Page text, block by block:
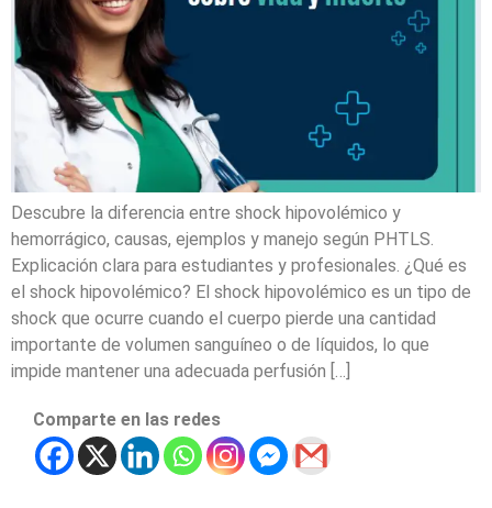
Descubre la diferencia entre shock hipovolémico y
hemorrágico, causas, ejemplos y manejo según PHTLS.
Explicación clara para estudiantes y profesionales. ¿Qué es
el shock hipovolémico? El shock hipovolémico es un tipo de
shock que ocurre cuando el cuerpo pierde una cantidad
importante de volumen sanguíneo o de líquidos, lo que
impide mantener una adecuada perfusión […]
Comparte en las redes